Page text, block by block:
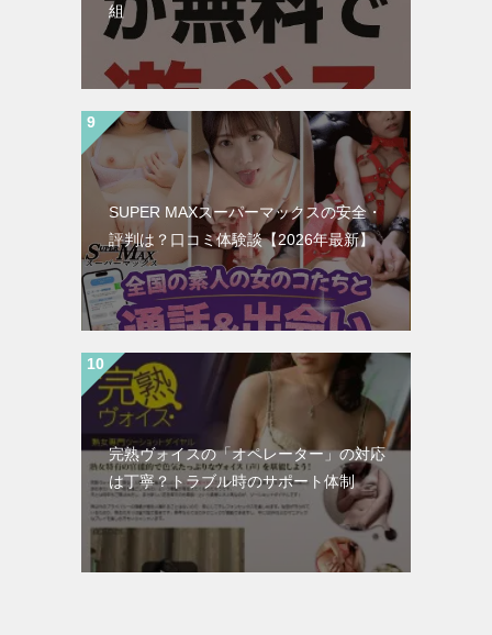
組
SUPER MAXスーパーマックスの安全・
評判は？口コミ体験談【2026年最新】
完熟ヴォイスの「オペレーター」の対応
は丁寧？トラブル時のサポート体制